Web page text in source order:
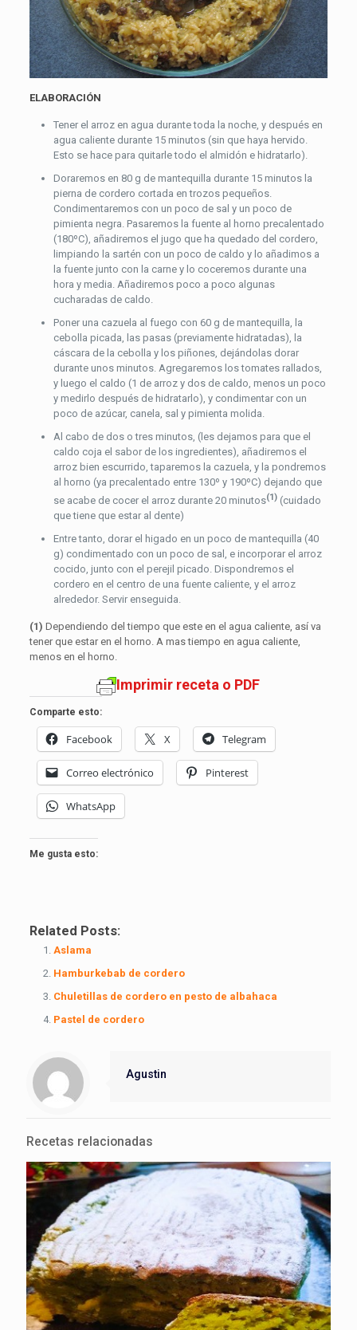
ELABORACIÓN
Tener el arroz en agua durante toda la noche, y después en
agua caliente durante 15 minutos (sin que haya hervido.
Esto se hace para quitarle todo el almidón e hidratarlo).
Doraremos en 80 g de mantequilla durante 15 minutos la
pierna de cordero cortada en trozos pequeños.
Condimentaremos con un poco de sal y un poco de
pimienta negra. Pasaremos la fuente al horno precalentado
(180ºC), añadiremos el jugo que ha quedado del cordero,
limpiando la sartén con un poco de caldo y lo añadimos a
la fuente junto con la carne y lo coceremos durante una
hora y media. Añadiremos poco a poco algunas
cucharadas de caldo.
Poner una cazuela al fuego con 60 g de mantequilla, la
cebolla picada, las pasas (previamente hidratadas), la
cáscara de la cebolla y los piñones, dejándolas dorar
durante unos minutos. Agregaremos los tomates rallados,
y luego el caldo (1 de arroz y dos de caldo, menos un poco
y medirlo después de hidratarlo), y condimentar con un
poco de azúcar, canela, sal y pimienta molida.
Al cabo de dos o tres minutos, (les dejamos para que el
caldo coja el sabor de los ingredientes), añadiremos el
arroz bien escurrido, taparemos la cazuela, y la pondremos
al horno (ya precalentado entre 130º y 190ºC) dejando que
se acabe de cocer el arroz durante 20 minutos(1) (cuidado
que tiene que estar al dente)
Entre tanto, dorar el higado en un poco de mantequilla (40
g) condimentado con un poco de sal, e incorporar el arroz
cocido, junto con el perejil picado. Dispondremos el
cordero en el centro de una fuente caliente, y el arroz
alrededor. Servir enseguida.
(1) Dependiendo del tiempo que este en el agua caliente, así va
tener que estar en el horno. A mas tiempo en agua caliente,
menos en el horno.
Imprimir receta o PDF
Comparte esto:
Facebook X Telegram
Correo electrónico Pinterest
WhatsApp
Me gusta esto:
Related Posts:
Aslama
Hamburkebab de cordero
Chuletillas de cordero en pesto de albahaca
Pastel de cordero
Agustin
Recetas relacionadas